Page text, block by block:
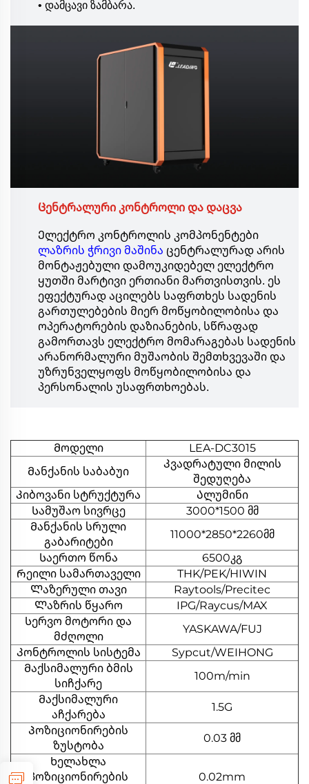
• დამცავი ზამბარა.
Ცენტრალური კონტროლი და დაცვა
Ელექტრო კონტროლის კომპონენტები
ლაზრის ჭრივი მაშინა ცენტრალურად არის
მონტაჟებული დამოუკიდებელ ელექტრო
ყუთში მარტივი ერთიანი მართვისთვის. ეს
ეფექტურად აცილებს საფრთხეს სადენის
გართულებების მიერ მოწყობილობისა და
ოპერატორების დაზიანების, სწრაფად
გამორთავს ელექტრო მომარაგებას სადენის
არანორმალური მუშაობის შემთხვევაში და
უზრუნველყოფს მოწყობილობისა და
პერსონალის უსაფრთხოებას.
Მოდელი
LEA-DC3015
Მანქანის საბაბუი
Კვადრატული მილის
შედუღება
Კიბოვანი სტრუქტურა
Ალუმინი
Სამუშაო სივრცე
3000*1500 მმ
Მანქანის სრული
გაბარიტები
11000*2850*2260მმ
Საერთო წონა
6500კგ
Რეილი სამართაველი
THK/PEK/HIWIN
Ლაზერული თავი
Raytools/Precitec
Ლაზრის წყარო
IPG/Raycus/MAX
Სერვო მოტორი და
მძღოლი
YASKAWA/FUJ
Კონტროლის სისტემა
Sypcut/WEIHONG
Მაქსიმალური ბმის
სიჩქარე
100m/min
Მაქსიმალური
აჩქარება
1.5G
Პოზიციონირების
ზუსტობა
0.03 მმ
Ხელახლა
პოზიციონირების
0.02mm